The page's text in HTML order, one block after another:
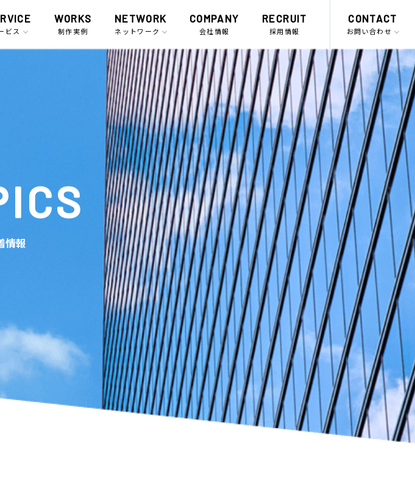
ビス
WORKS
制作実例
NETWORK
ネットワーク
COMPANY
会社情報
RECRUIT
採用情報
CONTACT
お問い合わせ
情報